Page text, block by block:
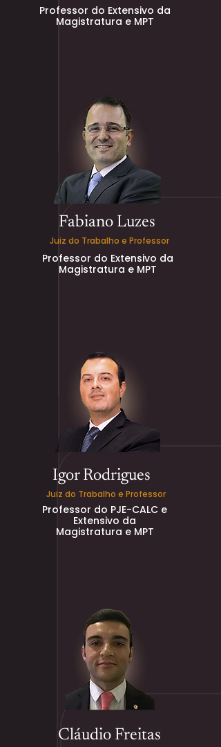
Professor do Extensivo da
Magistratura e MPT
Professor do Extensivo da
Magistratura e MPT
Juiz do Trabalho e Professor
Fabiano Luzes
Professor do PJE-CALC e
Extensivo da
Magistratura e MPT
Juiz do Trabalho e Professor
Igor Rodrigues
Cláudio Freitas